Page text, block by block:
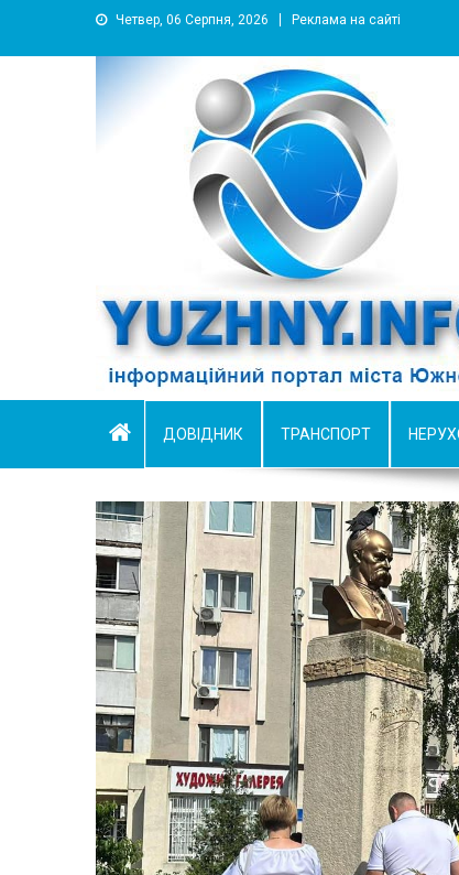
Четвер, 06 Серпня, 2026 Реклама на сайті
YUZHNY.INFO
информационный портал города
ДОВІДНИК ТРАНСПОРТ